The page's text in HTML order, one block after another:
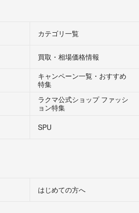
カテゴリ一覧
買取・相場価格情報
キャンペーン一覧・おすすめ
特集
ラクマ公式ショップ ファッシ
ョン特集
SPU
はじめての方へ